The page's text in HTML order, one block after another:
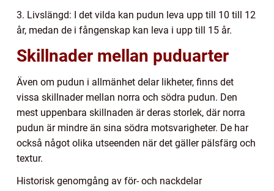
3. Livslängd: I det vilda kan pudun leva upp till 10 till 12
år, medan de i fångenskap kan leva i upp till 15 år.
Skillnader mellan puduarter
Även om pudun i allmänhet delar likheter, finns det
vissa skillnader mellan norra och södra pudun. Den
mest uppenbara skillnaden är deras storlek, där norra
pudun är mindre än sina södra motsvarigheter. De har
också något olika utseenden när det gäller pälsfärg och
textur.
Historisk genomgång av för- och nackdelar